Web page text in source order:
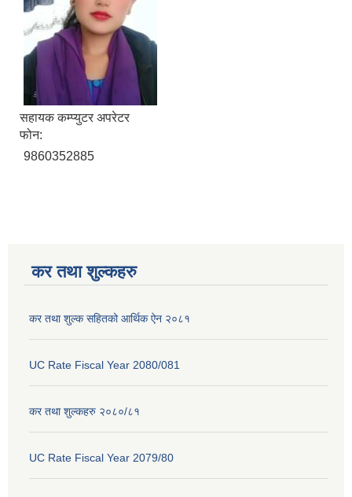
सहायक कम्प्युटर अपरेटर
फोन:
9860352885
कर तथा शुल्कहरु
कर तथा शुल्क सहितको आर्थिक ऐन २०८१
UC Rate Fiscal Year 2080/081
कर तथा शुल्कहरु २०८०/८१
UC Rate Fiscal Year 2079/80